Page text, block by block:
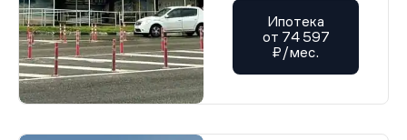
Ипотека
от 74 597
₽/мес.